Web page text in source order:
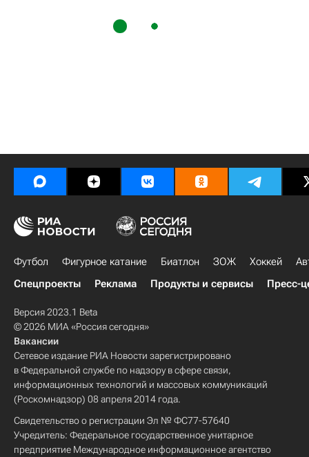
Футбол Фигурное катание Биатлон ЗОЖ Хоккей
Спецпроекты
Реклама Продукты и сервисы Пресс-
Версия 2023.1 Beta
© 2026 МИА «Россия сегодня»
Вакансии
Сетевое издание РИА Новости зарегистрировано
в Федеральной службе по надзору в сфере связи,
информационных технологий и массовых коммуникаций
(Роскомнадзор) 08 апреля 2014 года.
Свидетельство о регистрации Эл № ФС77-57640
Учредитель: Федеральное государственное унитарное
предприятие Международное информационное агентство